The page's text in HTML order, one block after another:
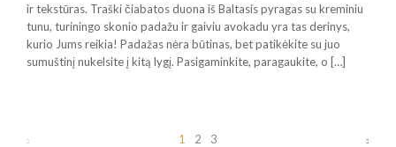
ir tekstūras. Traški čiabatos duona iš Baltasis pyragas su kreminiu
tunu, turiningo skonio padažu ir gaiviu avokadu yra tas derinys,
kurio Jums reikia! Padažas nėra būtinas, bet patikėkite su juo
sumuštinį nukelsite į kitą lygį. Pasigaminkite, paragaukite, o […]
1 2 3